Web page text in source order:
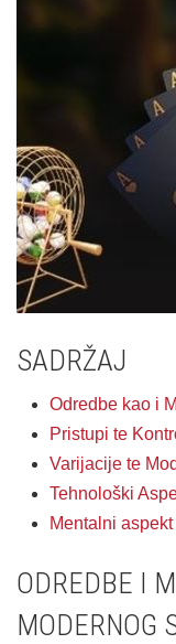
SADRŽAJ
Odredbe kao i
Pristupi te
Varijacije te
Tehnološki
Mentalni
ODREDBE I
MODERNOG